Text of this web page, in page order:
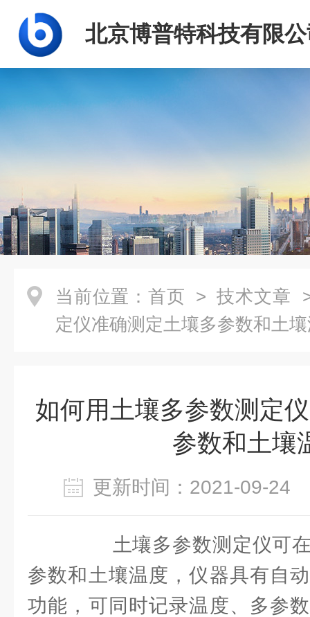
北京博普特科技有限
当前位置： 首页 > 技术文章
定仪准确测定土壤多参数和土
如何用土壤多参数测定
参数和土壤
更新时间：2021-09-
土壤多参数测定仪可在
参数和土壤温度，仪器具有自
功能，可同时记录温度、多参